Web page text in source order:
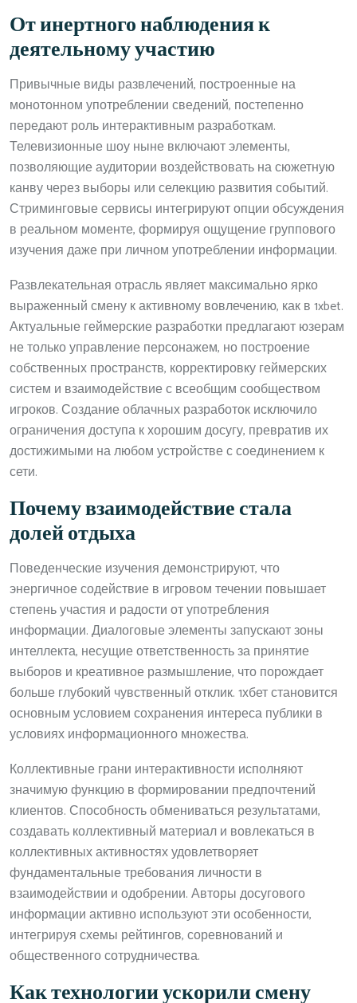
От инертного наблюдения к
деятельному участию
Привычные виды развлечений, построенные на
монотонном употреблении сведений, постепенно
передают роль интерактивным разработкам.
Телевизионные шоу ныне включают элементы,
позволяющие аудитории воздействовать на сюжетную
канву через выборы или селекцию развития событий.
Стриминговые сервисы интегрируют опции обсуждения
в реальном моменте, формируя ощущение группового
изучения даже при личном употреблении информации.
Развлекательная отрасль являет максимально ярко
выраженный смену к активному вовлечению, как в 1xbet.
Актуальные геймерские разработки предлагают юзерам
не только управление персонажем, но построение
собственных пространств, корректировку геймерских
систем и взаимодействие с всеобщим сообществом
игроков. Создание облачных разработок исключило
ограничения доступа к хорошим досугу, превратив их
достижимыми на любом устройстве с соединением к
сети.
Почему взаимодействие стала
долей отдыха
Поведенческие изучения демонстрируют, что
энергичное содействие в игровом течении повышает
степень участия и радости от употребления
информации. Диалоговые элементы запускают зоны
интеллекта, несущие ответственность за принятие
выборов и креативное размышление, что порождает
больше глубокий чувственный отклик. 1хбет становится
основным условием сохранения интереса публики в
условиях информационного множества.
Коллективные грани интерактивности исполняют
значимую функцию в формировании предпочтений
клиентов. Способность обмениваться результатами,
создавать коллективный материал и вовлекаться в
коллективных активностях удовлетворяет
фундаментальные требования личности в
взаимодействии и одобрении. Авторы досугового
информации активно используют эти особенности,
интегрируя схемы рейтингов, соревнований и
общественного сотрудничества.
Как технологии ускорили смену